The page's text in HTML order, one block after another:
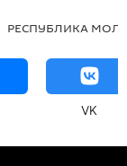
РЕСПУБЛИКА
VK